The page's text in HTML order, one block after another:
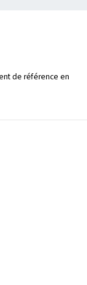
de référence en